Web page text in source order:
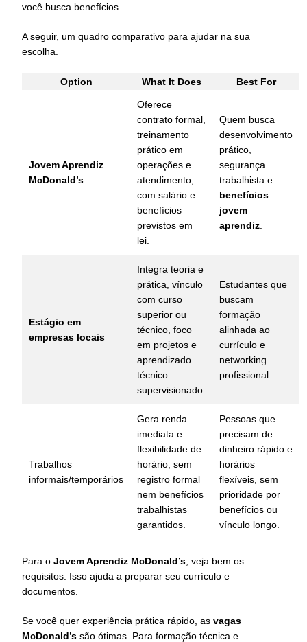
você busca benefícios.
A seguir, um quadro comparativo para ajudar na sua
escolha.
Option What It Does Best For
Jovem Aprendiz
McDonald’s
Oferece
contrato formal,
treinamento
prático em
operações e
atendimento,
com salário e
benefícios
previstos em
lei.
Quem busca
desenvolvimento
prático,
segurança
trabalhista e
benefícios
jovem
aprendiz
Estágio em
empresas locais
Integra teoria e
prática, vínculo
com curso
superior ou
técnico, foco
em projetos e
aprendizado
técnico
supervisionado.
Estudantes que
buscam
formação
alinhada ao
currículo e
networking
profissional.
Trabalhos
informais/temporários
Gera renda
imediata e
flexibilidade de
horário, sem
registro formal
nem benefícios
trabalhistas
garantidos.
Pessoas que
precisam de
dinheiro rápido e
horários
flexíveis, sem
prioridade por
benefícios ou
vínculo longo.
Para o Jovem Aprendiz McDonald’s , veja bem os
requisitos. Isso ajuda a preparar seu currículo e
documentos.
Se você quer experiência prática rápido, as vagas
McDonald’s são ótimas. Para formação técnica e